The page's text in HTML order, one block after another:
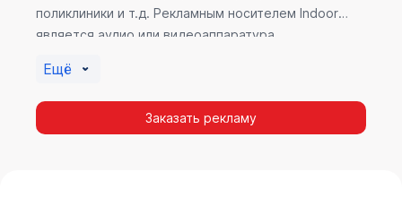
поликлиники и т.д. Рекламным носителем Indoor
является аудио или видеоаппаратура,
эффективность приносит такой вид рекламы в
местах продаж, поскольку воздействие на
покупателя в момент выбора товара наиболее
Ещё
Заказать рекламу